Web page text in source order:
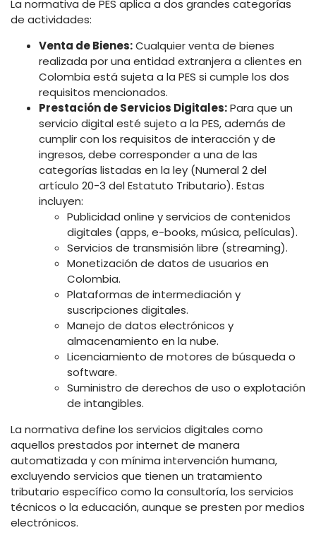
La normativa de PES aplica a dos grandes categorías
de actividades:
Venta de Bienes:Cualquier venta de bienes
realizada por una entidad extranjera a clientes en
Colombia está sujeta a la PES si cumple los dos
requisitos mencionados.
Prestación de Servicios Digitales:Para que un
servicio digital esté sujeto a la PES, además de
cumplir con los requisitos de interacción y de
ingresos, debe corresponder a una de las
categorías listadas en la ley (Numeral 2 del
artículo 20-3 del Estatuto Tributario). Estas
incluyen:
Publicidad online y servicios de contenidos
digitales (apps, e-books, música, películas).
Servicios de transmisión libre (streaming).
Monetización de datos de usuarios en
Colombia.
Plataformas de intermediación y
suscripciones digitales.
Manejo de datos electrónicos y
almacenamiento en la nube.
Licenciamiento de motores de búsqueda o
software.
Suministro de derechos de uso o explotación
de intangibles.
La normativa define los servicios digitales como
aquellos prestados por internet de manera
automatizada y con mínima intervención humana,
excluyendo servicios que tienen un tratamiento
tributario específico como la consultoría, los servicios
técnicos o la educación, aunque se presten por medios
electrónicos.